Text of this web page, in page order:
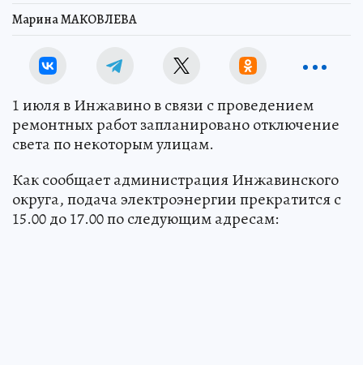
Марина МАКОВЛЕВА
1 июля в Инжавино в связи с проведением
ремонтных работ запланировано отключение
света по некоторым улицам.
Как сообщает администрация Инжавинского
округа, подача электроэнергии прекратится с
15.00 до 17.00 по следующим адресам: